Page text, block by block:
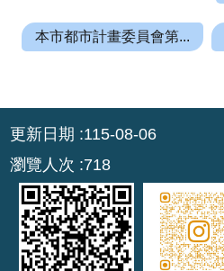
務
民
服
務
政
府
資
本市都市計畫委員會第...
更新日期
115-08-06
瀏覽人次
718